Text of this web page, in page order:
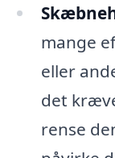
mange
eller
det
rense